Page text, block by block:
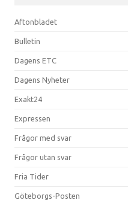
Aftonbladet
Bulletin
Dagens ETC
Dagens Nyheter
Exakt24
Expressen
Frågor med svar
Frågor utan svar
Fria Tider
Göteborgs-Posten